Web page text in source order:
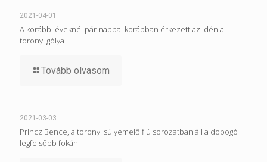
2021-04-01
A korábbi éveknél pár nappal korábban érkezett az idén a
toronyi gólya
Tovább olvasom
2021-03-03
Princz Bence, a toronyi súlyemelő fiú sorozatban áll a dobogó
legfelsőbb fokán